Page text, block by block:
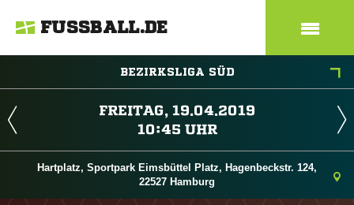
FUSSBALL.DE
BEZIRKSLIGA SÜD
 
 
Hartplatz, Sportpark Eimsbüttel Platz, Hagenbeckstr. 124,
22527 Hamburg